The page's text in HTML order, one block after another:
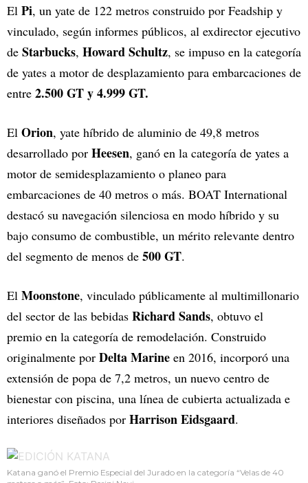
El Pi, un yate de 122 metros construido por Feadship y
vinculado, según informes públicos, al exdirector ejecutivo
de Starbucks, Howard Schultz, se impuso en la categoría
de yates a motor de desplazamiento para embarcaciones de
entre 2.500 GT y 4.999 GT.
El Orion, yate híbrido de aluminio de 49,8 metros
desarrollado por Heesen, ganó en la categoría de yates a
motor de semidesplazamiento o planeo para
embarcaciones de 40 metros o más. BOAT International
destacó su navegación silenciosa en modo híbrido y su
bajo consumo de combustible, un mérito relevante dentro
del segmento de menos de 500 GT.
El Moonstone, vinculado públicamente al multimillonario
del sector de las bebidas Richard Sands, obtuvo el
premio en la categoría de remodelación. Construido
originalmente por Delta Marine en 2016, incorporó una
extensión de popa de 7,2 metros, un nuevo centro de
bienestar con piscina, una línea de cubierta actualizada e
interiores diseñados por Harrison Eidsgaard.
Katana ganó el Premio Especial del Jurado en la categoría “Velas de 40